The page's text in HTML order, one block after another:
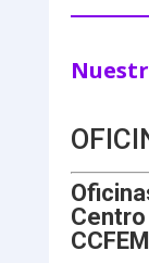
CCFEM